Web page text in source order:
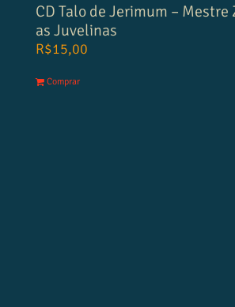
CD Talo de Jerimum – Mestre
as Juvelinas
R$15,00
Comprar